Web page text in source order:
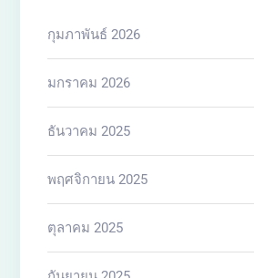
กุมภาพันธ์ 2026
มกราคม 2026
ธันวาคม 2025
พฤศจิกายน 2025
ตุลาคม 2025